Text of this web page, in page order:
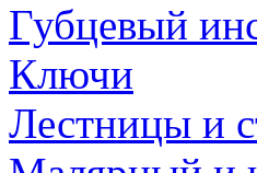
Губцевый
Ключи
Лестницы и